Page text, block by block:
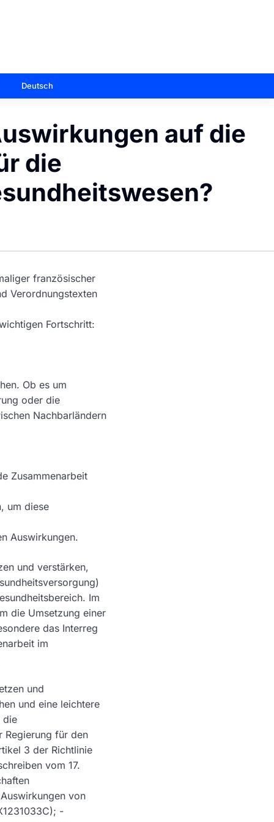
Deutsch
auf die
die
französischer
Verordnungstexten
Fortschritt:
Ob es um
oder die
Nachbarländern
Zusammenarbeit
um diese
Auswirkungen.
und verstärken,
Im
die Umsetzung einer
das Interreg
im
und
und eine leichtere
die
Regierung für den
3 der Richtlinie
vom 17.
von
-